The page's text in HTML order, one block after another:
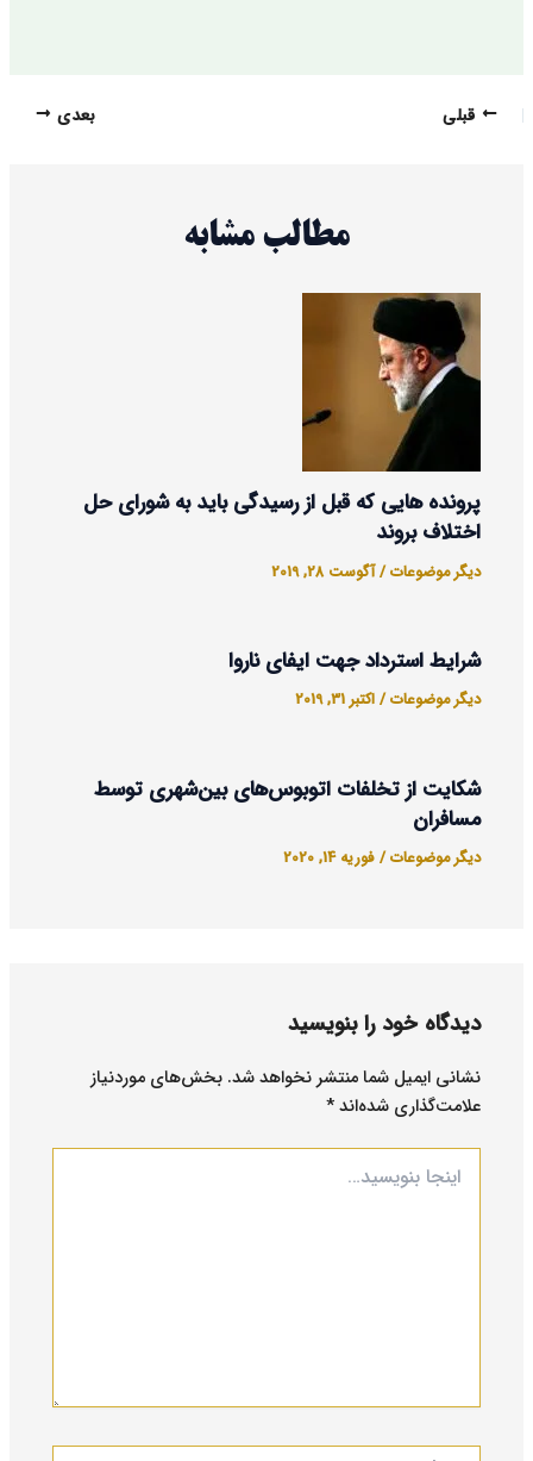
قبلی بعدی
مطالب مشابه
پرونده هایی که قبل از رسیدگی باید به شورای حل
اختلاف بروند
دیگر موضوعات/آگوست 28, 2019
شرایط استرداد جهت ایفای ناروا
دیگر موضوعات/اکتبر 31, 2019
شکایت از تخلفات اتوبوس‌های بین‌شهری توسط
مسافران
دیگر موضوعات/فوریه 14, 2020
دیدگاه‌ خود را بنویسید
نشانی ایمیل شما منتشر نخواهد شد. بخش‌های موردنیاز
علامت‌گذاری شده‌اند*
بنویسید…